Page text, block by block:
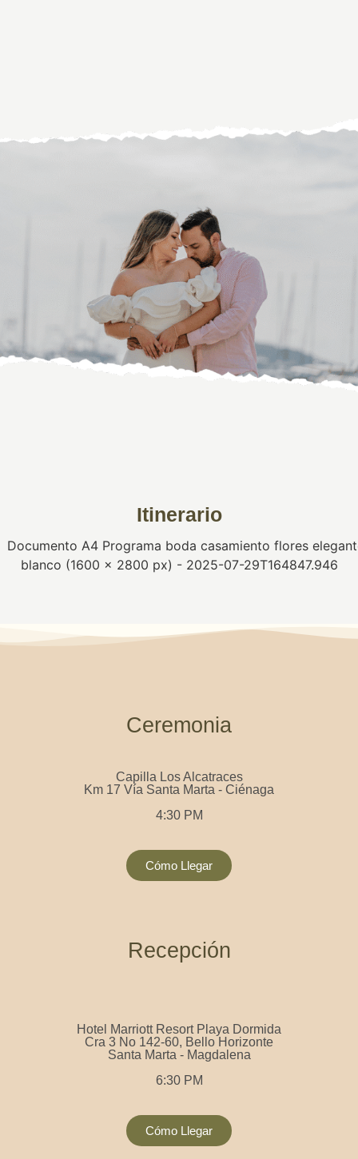
Itinerario
Ceremonia
Capilla Los Alcatraces
Km 17 Vía Santa Marta - Ciénaga
4:30 PM
Cómo Llegar
Recepción
Hotel Marriott Resort Playa Dormida
Cra 3 No 142-60, Bello Horizonte
Santa Marta - Magdalena
6:30 PM
Cómo Llegar